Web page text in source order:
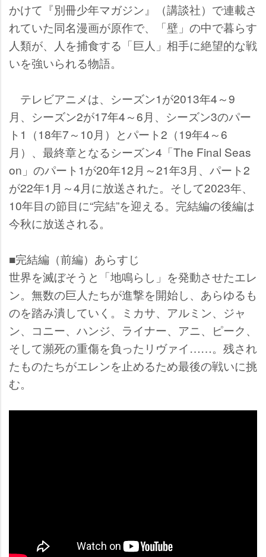
かけて『別冊少年マガジン』（講談社）で連載さ
れていた同名漫画が原作で、「壁」の中で暮らす
人類が、人を捕食する「巨人」相手に絶望的な戦
いを強いられる物語。
テレビアニメは、シーズン1が2013年4～9
月、シーズン2が17年4～6月、シーズン3のパー
ト1（18年7～10月）とパート2（19年4～6
月）、最終章となるシーズン4「The Final Seas
on」のパート1が20年12月～21年3月、パート2
が22年1月～4月に放送された。そして2023年、
10年目の節目に“完結”を迎える。完結編の後編は
今秋に放送される。
■完結編（前編）あらすじ
世界を滅ぼそうと「地鳴らし」を発動させたエレ
ン。無数の巨人たちが進撃を開始し、あらゆるも
のを踏み潰していく。ミカサ、アルミン、ジャ
ン、コニー、ハンジ、ライナー、アニ、ピーク、
そして瀕死の重傷を負ったリヴァイ……。残され
たものたちがエレンを止めるため最後の戦いに挑
む。